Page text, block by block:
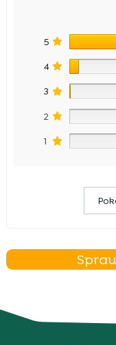
5
4
3
2
1